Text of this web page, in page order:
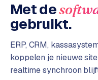
L
i
n
k
b
u
i
Met de
gebruikt.
ERP, CRM,
koppelen je nieuwe
realtime synchroon